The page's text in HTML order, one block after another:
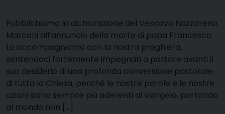
Pubblichiamo la dichiarazione del Vescovo Nazzareno
Marconi all’annuncio della morte di papa Francesco:
Lo accompagniamo con la nostra preghiera,
sentendoci fortemente impegnati a portare avanti il
suo desiderio di una profonda conversione pastorale
di tutta la Chiesa, perché le nostre parole e le nostre
azioni siano sempre più aderenti al Vangelo, portando
al mondo non […]